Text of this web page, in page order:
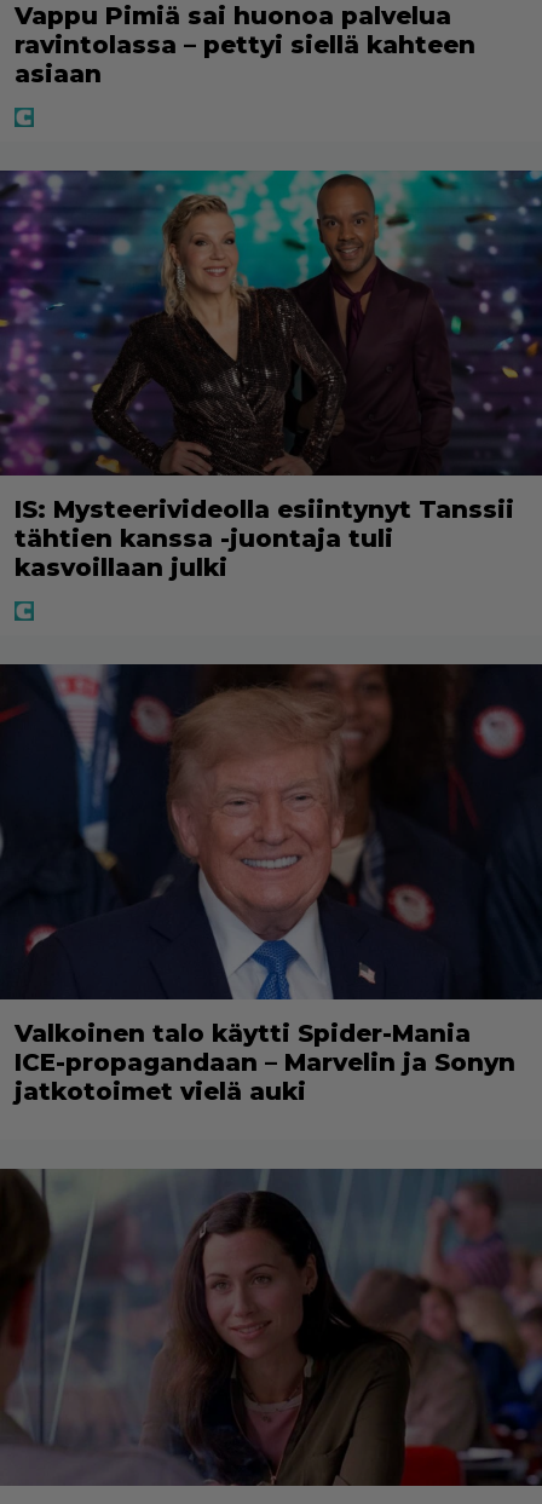
Vappu Pimiä sai huonoa palvelua
ravintolassa – pettyi siellä kahteen
asiaan
IS: Mysteerivideolla esiintynyt Tanssii
tähtien kanssa -juontaja tuli
kasvoillaan julki
Valkoinen talo käytti Spider-Mania
ICE-propagandaan – Marvelin ja Sonyn
jatkotoimet vielä auki